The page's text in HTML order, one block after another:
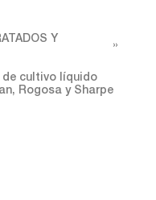
Y
de cultivo líquido
Rogosa y Sharpe